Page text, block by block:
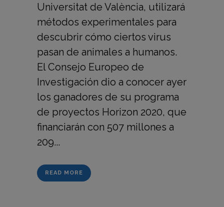
Universitat de València, utilizará
métodos experimentales para
descubrir cómo ciertos virus
pasan de animales a humanos.
El Consejo Europeo de
Investigación dio a conocer ayer
los ganadores de su programa
de proyectos Horizon 2020, que
financiarán con 507 millones a
209...
READ MORE